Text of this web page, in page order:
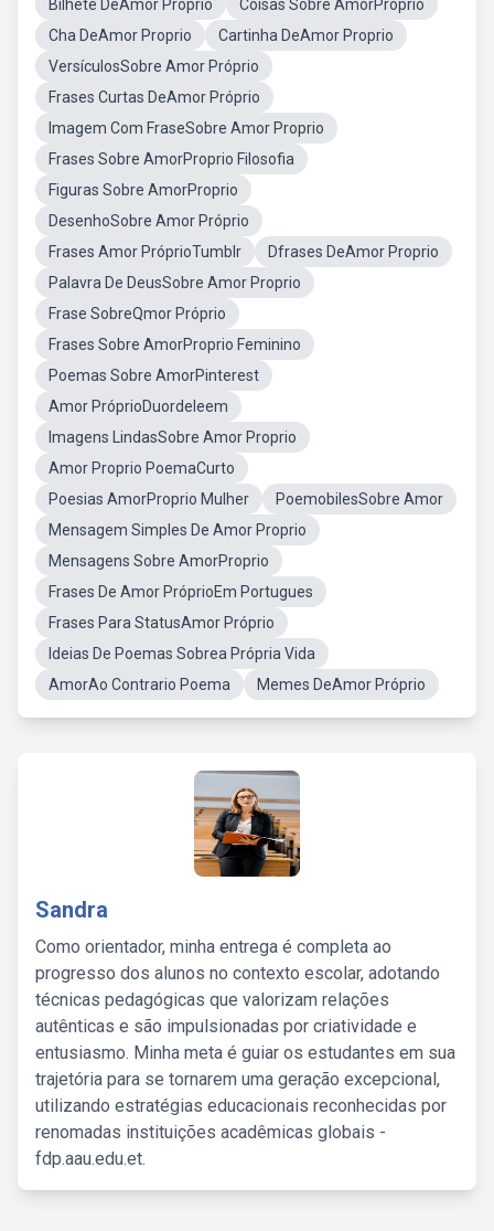
Bilhete DeAmor Proprio
Coisas Sobre AmorProprio
Cha DeAmor Proprio
Cartinha DeAmor Proprio
VersículosSobre Amor Próprio
Frases Curtas DeAmor Próprio
Imagem Com FraseSobre Amor Proprio
Frases Sobre AmorProprio Filosofia
Figuras Sobre AmorProprio
DesenhoSobre Amor Próprio
Frases Amor PróprioTumblr
Dfrases DeAmor Proprio
Palavra De DeusSobre Amor Proprio
Frase SobreQmor Próprio
Frases Sobre AmorProprio Feminino
Poemas Sobre AmorPinterest
Amor PróprioDuordeleem
Imagens LindasSobre Amor Proprio
Amor Proprio PoemaCurto
Poesias AmorProprio Mulher
PoemobilesSobre Amor
Mensagem Simples De Amor Proprio
Mensagens Sobre AmorProprio
Frases De Amor PróprioEm Portugues
Frases Para StatusAmor Próprio
Ideias De Poemas Sobrea Própria Vida
AmorAo Contrario Poema
Memes DeAmor Próprio
Sandra
Como orientador, minha entrega é completa ao
progresso dos alunos no contexto escolar, adotando
técnicas pedagógicas que valorizam relações
autênticas e são impulsionadas por criatividade e
entusiasmo. Minha meta é guiar os estudantes em sua
trajetória para se tornarem uma geração excepcional,
utilizando estratégias educacionais reconhecidas por
renomadas instituições acadêmicas globais -
fdp.aau.edu.et.